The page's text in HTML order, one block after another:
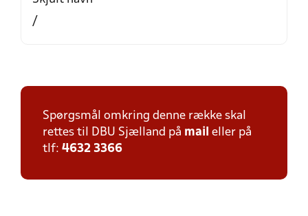
/
Spørgsmål omkring denne række skal
rettes til DBU Sjælland på mail eller på
tlf: 4632 3366